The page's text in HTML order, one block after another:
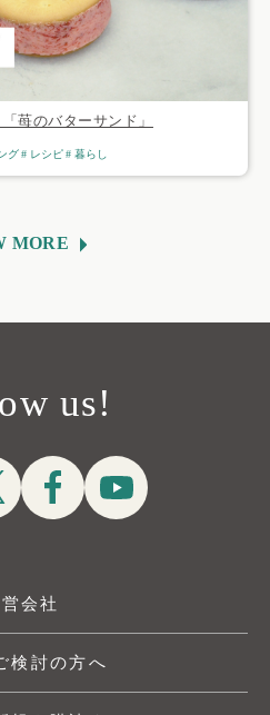
苺のバターサンド」
グ レシピ 暮らし
MORE
us!
会社
検討の方へ